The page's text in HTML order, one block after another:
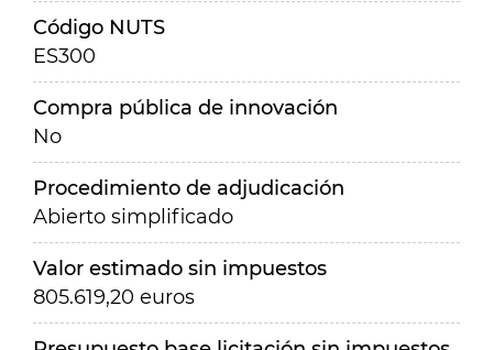
Código NUTS
ES300
Compra pública de innovación
No
Procedimiento de adjudicación
Abierto simplificado
Valor estimado sin impuestos
805.619,20 euros